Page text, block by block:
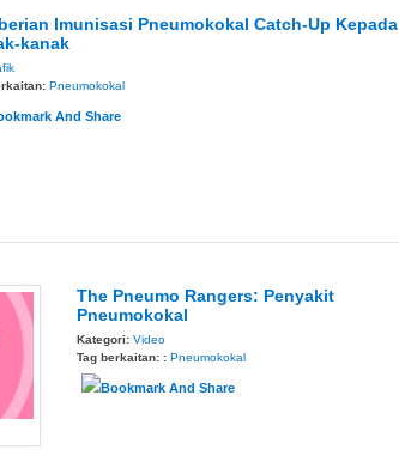
Imunisasi Pneumokokal Catch-Up Kepada
kanak
Pneumokokal
The Pneumo Rangers: Penyakit
Pneumokokal
Kategori: Video
Tag berkaitan: : Pneumokokal